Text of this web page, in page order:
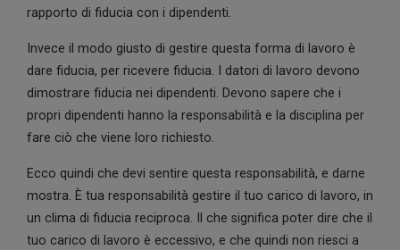
rapporto di fiducia con i dipendenti.
Invece il modo giusto di gestire questa forma di lavoro è
dare fiducia, per ricevere fiducia. I datori di lavoro devono
dimostrare fiducia nei dipendenti. Devono sapere che i
propri dipendenti hanno la responsabilità e la disciplina per
fare ciò che viene loro richiesto.
Ecco quindi che devi sentire questa responsabilità, e darne
mostra. È tua responsabilità gestire il tuo carico di lavoro, in
un clima di fiducia reciproca. Il che significa poter dire che il
tuo carico di lavoro è eccessivo, e che quindi non riesci a